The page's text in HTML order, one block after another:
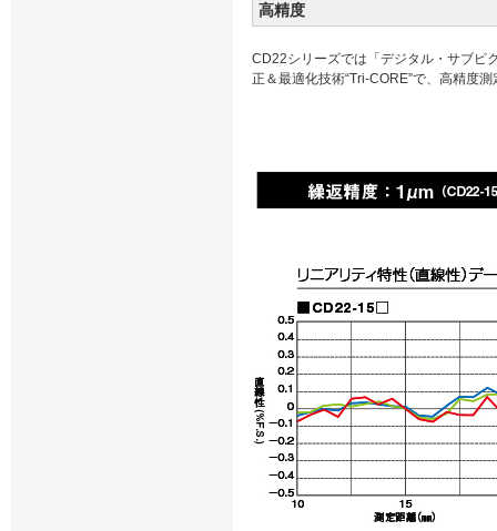
高精度
CD22シリーズでは「デジタル・サブピ
正＆最適化技術“Tri-CORE”で、高精度